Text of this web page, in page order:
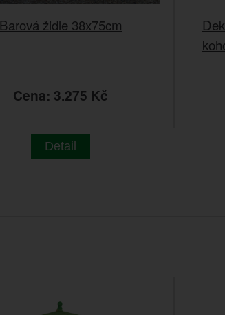
Barová židle 38x75cm
Cena: 3.275 Kč
Detail